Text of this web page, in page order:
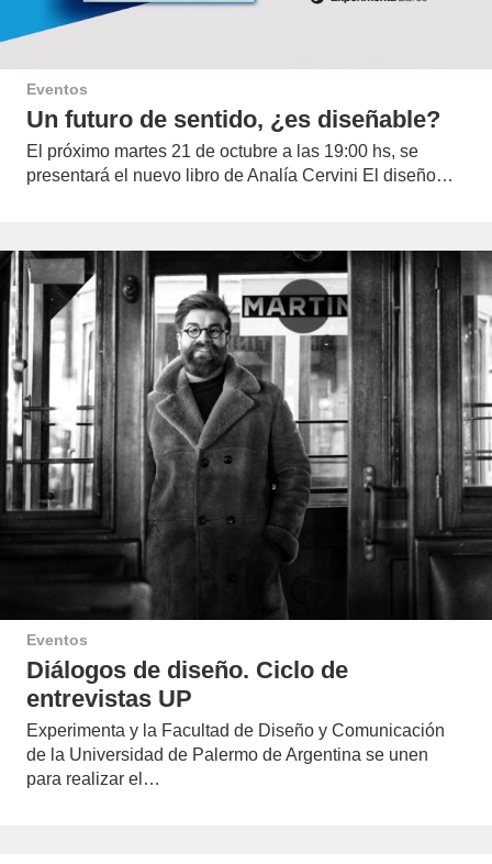
Eventos
Un futuro de sentido, ¿es diseñable?
El próximo martes 21 de octubre a las 19:00 hs, se
presentará el nuevo libro de Analía Cervini El diseño…
Eventos
Diálogos de diseño. Ciclo de
entrevistas UP
Experimenta y la Facultad de Diseño y Comunicación
de la Universidad de Palermo de Argentina se unen
para realizar el…